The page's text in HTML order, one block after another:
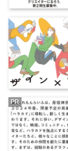
PR